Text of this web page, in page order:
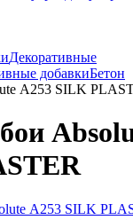
Декоративные
добавкиБетон
А253 SILK